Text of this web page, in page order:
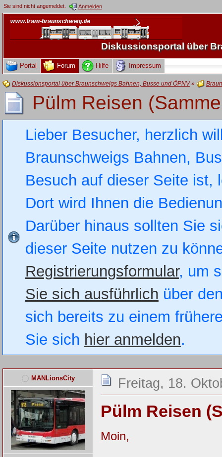
Sie sind nicht angemeldet. Anmelden
Diskussionsportal über
Portal Forum Hilfe Impressum
Diskussionsportal über Braunschweigs Bahnen, Busse und ÖPNV»
Pülm Reisen
Lieber Besucher, herzlich
Braunschweigs Bahnen,
Besuch auf dieser Seite
Dort wird Ihnen die
Darüber hinaus sollten Sie
dieser Seite nutzen zu
Registrierungsformular, um
Sie sich ausführlich über
sich bereits zu einem
Sie sich hier anmelden.
MANLionsCity Freitag, 18.
Pülm Reisen
Moin,